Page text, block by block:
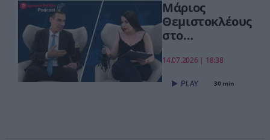
δυναμικά»
Μάριος
Θεμιστοκλέους
στο
«Το νέο ΕΣΥ
είναι ήδη εδώ
– Τέλος στις
14.07.2026 | 18:38
30 min